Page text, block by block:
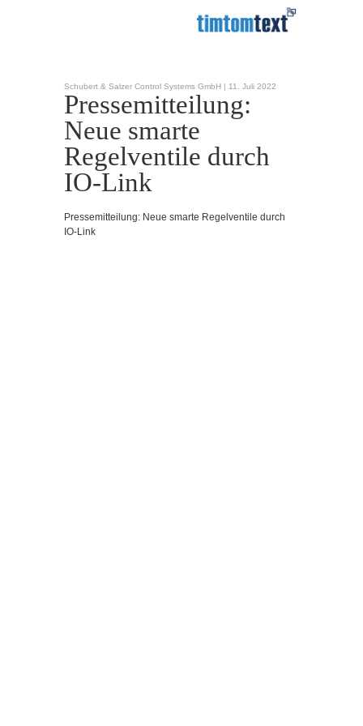
Schubert & Salzer Control Systems GmbH | 11. Juli 2022
Pressemitteilung:
Neue smarte
Regelventile durch
IO-Link
Pressemitteilung: Neue smarte Regelventile durch
IO-Link